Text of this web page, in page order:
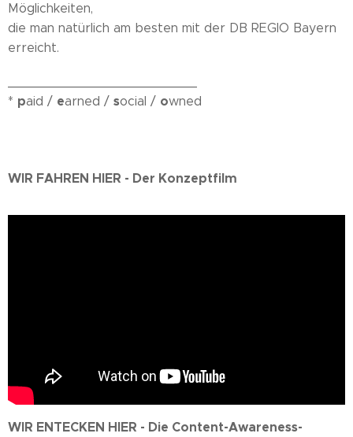
Möglichkeiten,
die man natürlich am besten mit der DB REGIO Bayern
erreicht.
* paid / earned / social / owned
WIR FAHREN HIER - Der Konzeptfilm
WIR ENTECKEN HIER - Die Content-Awareness-